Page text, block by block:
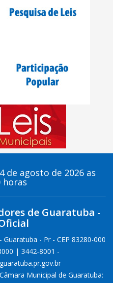
de agosto de 2026 as
horas
de Guaratuba -
- Pr - CEP 83280-000
| 3442-8001 -
Municipal de Guaratuba: